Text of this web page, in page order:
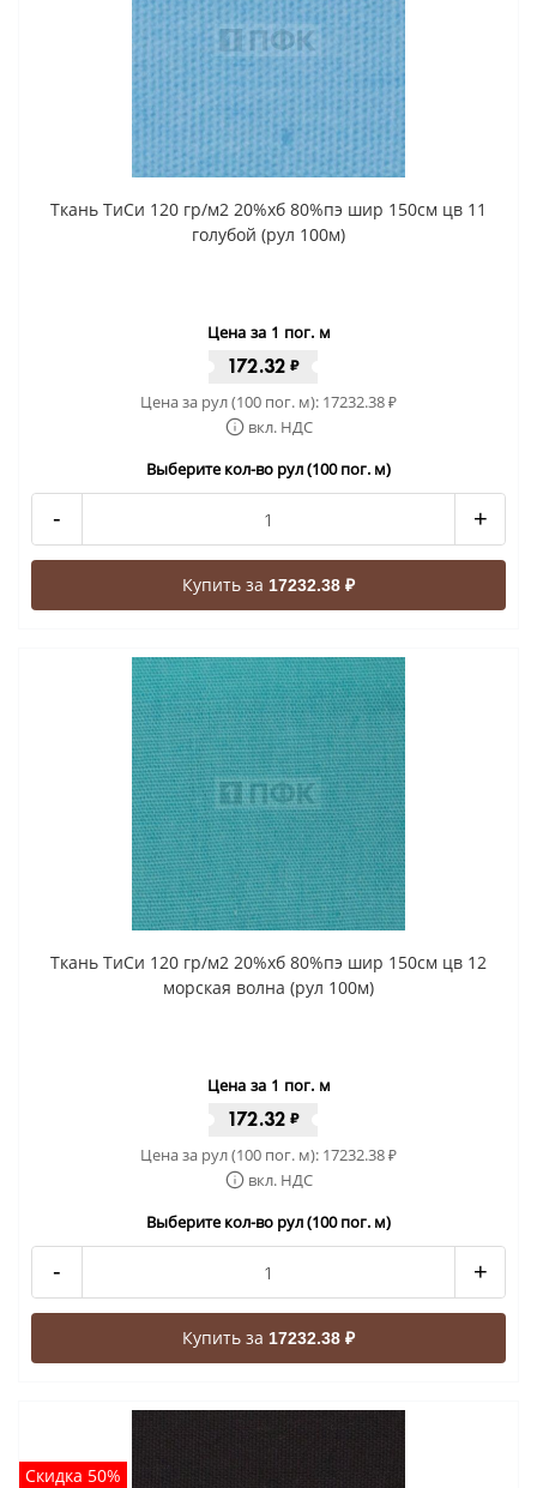
Ткань ТиСи 120 гр/м2 20%хб 80%пэ шир 150см цв 11
голубой (рул 100м)
Цена за 1 пог. м
172.32 ₽
Цена за рул (100 пог. м): 17232.38₽
вкл. НДС
Выберите кол-во рул (100 пог. м)
- +
Купить за 17232.38 ₽
Ткань ТиСи 120 гр/м2 20%хб 80%пэ шир 150см цв 12
морская волна (рул 100м)
Цена за 1 пог. м
172.32 ₽
Цена за рул (100 пог. м): 17232.38₽
вкл. НДС
Выберите кол-во рул (100 пог. м)
- +
Купить за 17232.38 ₽
Скидка 50%